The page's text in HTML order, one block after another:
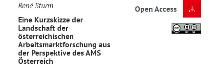
René Sturm
Eine Kurzskizze der
Landschaft der
österreichischen
Arbeitsmarktforschung aus
der Perspektive des AMS
Österreich
Open Access